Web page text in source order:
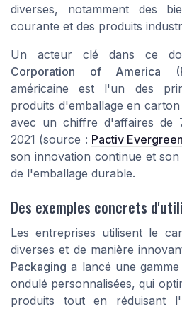
diverses, notamment des
courante et des produits
Un acteur clé dans ce
Corporation of America
américaine est l'un des
produits d'emballage en
avec un chiffre d'affaires de
2021 (source : Pactiv Evergreen
son innovation continue et
de l'emballage durable.
Des exemples concrets
Les entreprises utilisent le
diverses et de manière
Packaging a lancé une
ondulé personnalisées, qui
produits tout en réduisant